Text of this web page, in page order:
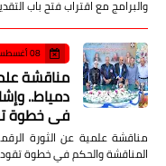
والبرامج مع اقتراب فتح باب
08 أغسطس 2026
مناقشة
دمياط..
في خطوة
مناقشة علمية عن الثورة
المناقشة والحكم في خطوة تقود